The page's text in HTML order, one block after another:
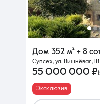
Дом 352 м² + 8
Супсех, ул. Вишнёвая, 1В
55 000 000 ₽
Эксклюзив